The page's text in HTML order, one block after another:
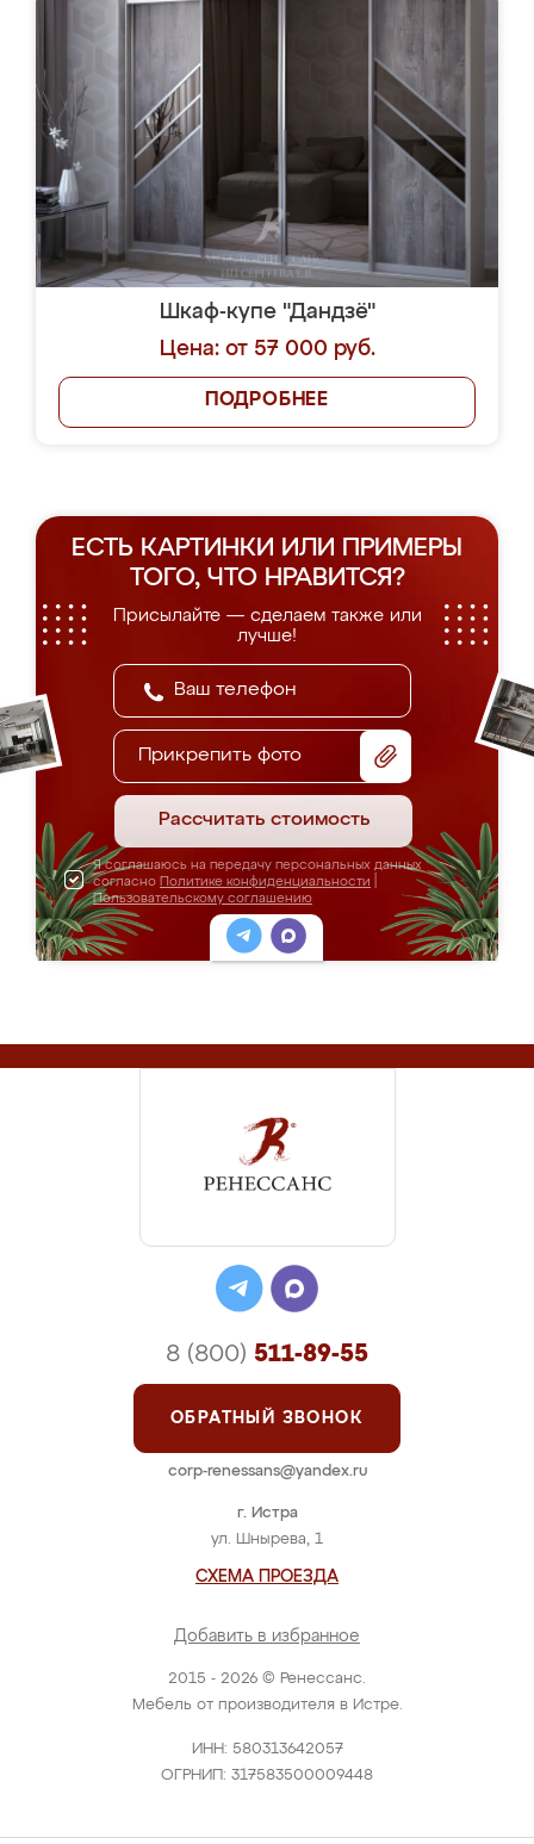
Шкаф-купе "Дандзё"
Цена: от 57 000 руб.
ПОДРОБНЕЕ
ЕСТЬ КАРТИНКИ ИЛИ ПРИМЕРЫ
ТОГО, ЧТО НРАВИТСЯ?
Присылайте — сделаем также или
лучше!
Прикрепить фото
Рассчитать стоимость
Я соглашаюсь на передачу персональных данных
согласно Политике конфиденциальности
Пользовательскому соглашению
2015 - 2026 © Ренессанс.
Мебель от производителя в Истре.
ИНН: 580313642057
ОГРНИП: 317583500009448
г. Истра
ул. Шнырева, 1
СХЕМА ПРОЕЗДА
Добавить в избранное
8 (800) 511-89-55
ОБРАТНЫЙ ЗВОНОК
corp-renessans@yandex.ru